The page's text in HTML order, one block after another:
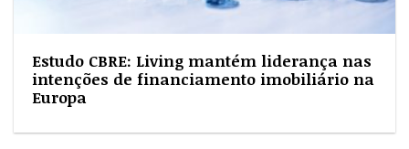
Estudo CBRE: Living mantém liderança nas
intenções de financiamento imobiliário na
Europa